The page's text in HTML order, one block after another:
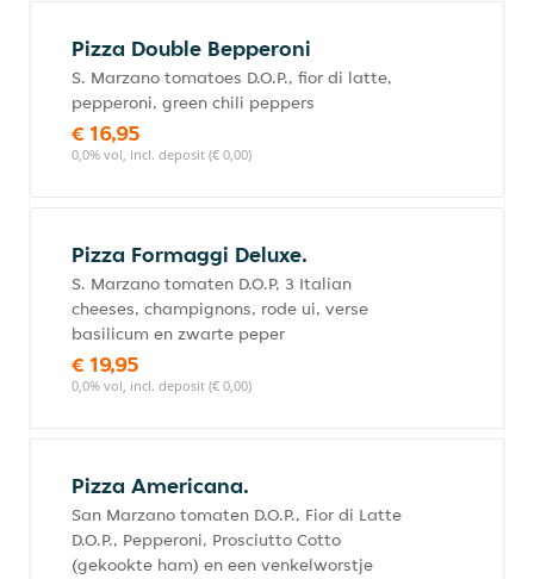
Pizza Double Bepperoni
S. Marzano tomatoes D.O.P., fior di latte,
pepperoni, green chili peppers
€ 16,95
0,0% vol, incl. deposit (€ 0,00)
Pizza Formaggi Deluxe.
S. Marzano tomaten D.O.P, 3 Italian
cheeses, champignons, rode ui, verse
basilicum en zwarte peper
€ 19,95
0,0% vol, incl. deposit (€ 0,00)
Pizza Americana.
San Marzano tomaten D.O.P., Fior di Latte
D.O.P., Pepperoni, Prosciutto Cotto
(gekookte ham) en een venkelworstje